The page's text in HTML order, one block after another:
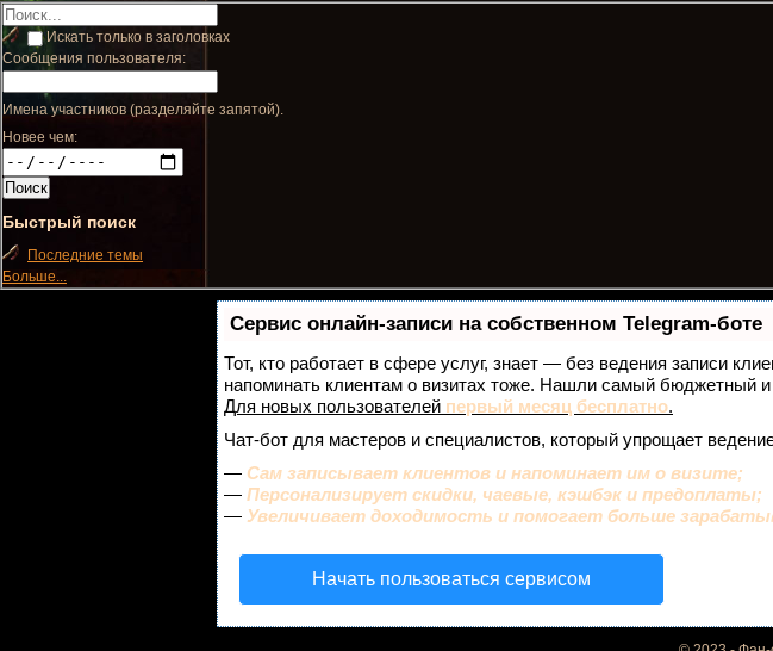
Искать только в заголовках
Сообщения пользователя:
Имена участников (разделяйте запятой).
Новее чем:
Быстрый поиск
Последние темы
Больше...
Сервис онлайн-записи на собственном Telegram-боте
Тот, кто работает в сфере услуг, знает — без ведения записи
напоминать клиентам о визитах тоже. Нашли самый бюджетный
Для новых пользователей первый месяц бесплатно.
Чат-бот для мастеров и специалистов, который упрощает
— Сам записывает клиентов и напоминает им о визите;
— Персонализирует скидки, чаевые, кэшбэк и предоплаты;
— Увеличивает доходимость и помогает больше
Начать пользоваться сервисом